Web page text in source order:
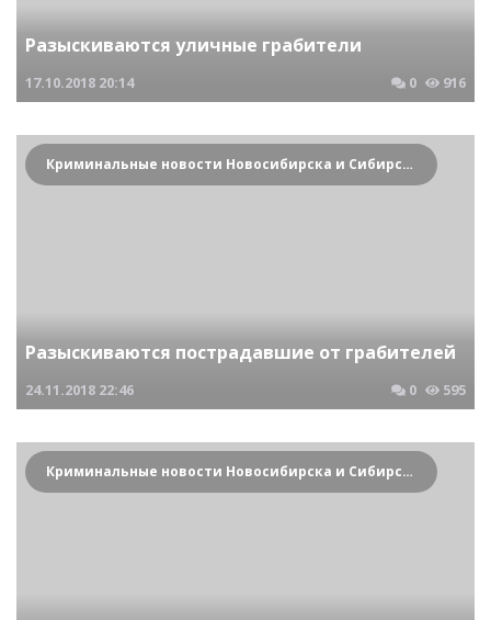
Разыскиваются уличные грабители
17.10.2018 20:14 0 916
Криминальные новости Новосибирска и Сибирского региона
Разыскиваются пострадавшие от грабителей
24.11.2018 22:46 0 595
Криминальные новости Новосибирска и Сибирского региона